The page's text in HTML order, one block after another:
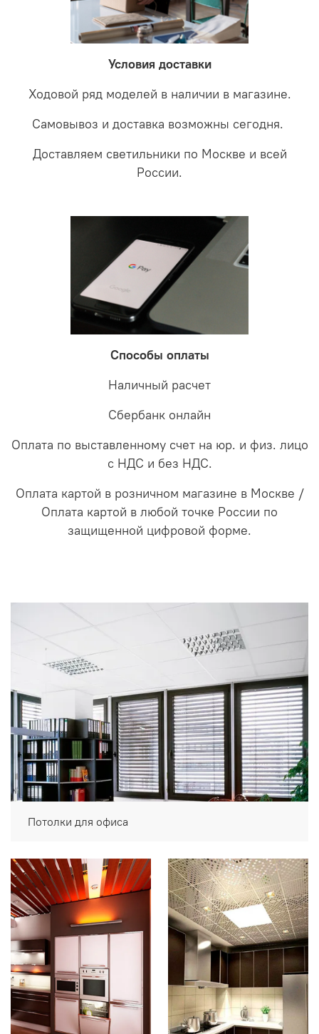
светильники на экспертизу производителю. После
проверки будет выясненная причина поломки и
соотношении с светодиодными. В этом случае покупая
LED светильники не только экономите деньги но еще
забудете что такое тусклость и недостаток освещения.
Условия доставки
Ходовой ряд моделей в наличии в магазине.
Самовывоз и доставка возможны сегодня.
Доставляем светильники по Москве и всей
России.
Способы оплаты
Наличный расчет
Сбербанк онлайн
Оплата по выставленному счет на юр. и физ. лицо
с НДС и без НДС.
Оплата картой в розничном магазине в Москве /
Оплата картой в любой точке России по
защищенной цифровой форме.
Потолки для офиса